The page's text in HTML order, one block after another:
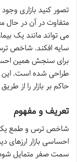
تصور کنید بازاری
متفاوت در آن در حال
می تواند مانند یک
برای سنجش همین
طراحی شده است. این
حاکم بر بازار را از
تعریف و مفهوم
احساسی بازار ارزهای
سمت صفر متمایل